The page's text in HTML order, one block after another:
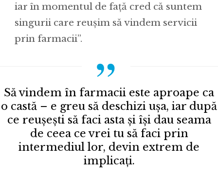
iar în momentul de față cred că suntem
singurii care reușim să vindem servicii
prin farmacii”.
Să vindem în farmacii este aproape ca
o castă – e greu să deschizi ușa, iar după
ce reușești să faci asta și își dau seama
de ceea ce vrei tu să faci prin
intermediul lor, devin extrem de
implicați.